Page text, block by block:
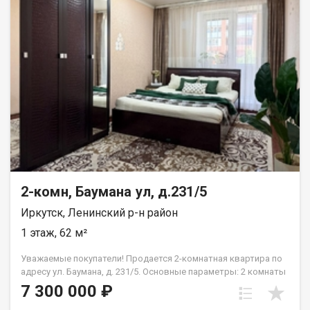
покупка остальной мебели и техники обсуждается
индивидуально. Совмещенный санузел эргономичное
пространство. О ДОМЕ И ДВОРЕ: Дом расположен на ул.
Депутатская (очень теплый). Просторный, ухоженный двор с
современной детской площадкой. Нет проблем с парковкой
автомобиля. РАЗВИТАЯ ИНФРАСТРУКТУРА В ШАГОВОЙ
ДОСТУПНОСТИ: Транспортная развязка: остановка
общественного транспорта буквально в паре минут ходьбы.
Абсолютно всё рядом: крупные супермаркеты, аптеки и
бытовые магазины. Отличное расположение для семей:
школы и детские сады находятся в пешей доступности.
ЮРИДИЧЕСКАЯ ЧИСТОТА: Квартира полностью готова к
сделке. Без долгов, залогов и обременений. Любая форма
расчета. Рядом: у.Байкальская, ул.Волжская, ул.Трилиссера,
ул. Ширямова Звоните прямо сейчас! Отвечу на все вопросы и
организую показ в удобное для вас время.
2-комн, Баумана ул, д.231/5
Иркутск, Ленинский р-н район
1 этаж, 62 м²
Уважаемые покупатели! Продается 2-комнатная квартира по
адресу ул. Баумана, д. 231/5. Основные параметры: 2 комнаты
+ кухня (просторная планировка)Общая площадь: 62 м (55 м
без балкона)Этаж: 1-й (удобный вход, отсутствие очередей в
7 300 000 ₽